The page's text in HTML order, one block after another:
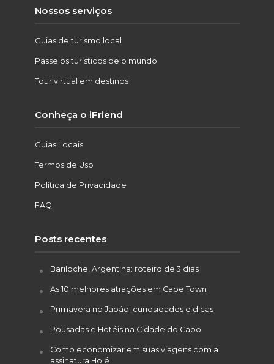
Nossos serviços
Guias de turismo local
Passeios turísticos pelo mundo
Tour virtual em destinos
Conheça o iFriend
Guias Locais
Termos de Uso
Política de Privacidade
FAQ
Posts recentes
Bariloche, Argentina: roteiro de 3 dias
As 10 melhores atrações em Cape Town
Primavera no Japão: curiosidades e dicas
Pousadas e Hotéis na Cidade do Cabo
Como economizar em suas viagens com a
assinatura Holé